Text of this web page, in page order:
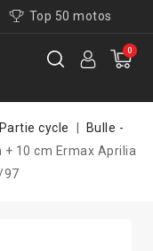
Top 50 motos
0
Partie cycle
Bulle -
10 cm Ermax Aprilia
97